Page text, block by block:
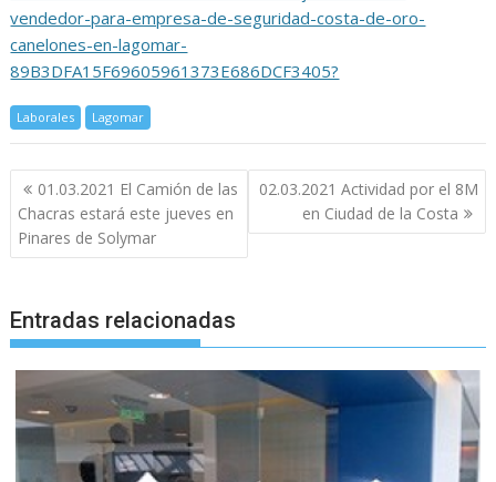
vendedor-para-empresa-de-seguridad-costa-de-oro-
canelones-en-lagomar-
89B3DFA15F69605961373E686DCF3405?
Laborales Lagomar
Navegación
de
entradas
01.03.2021 El Camión de las
Chacras estará este jueves en
Pinares de Solymar
02.03.2021 Actividad por el 8M
en Ciudad de la Costa
Entradas relacionadas